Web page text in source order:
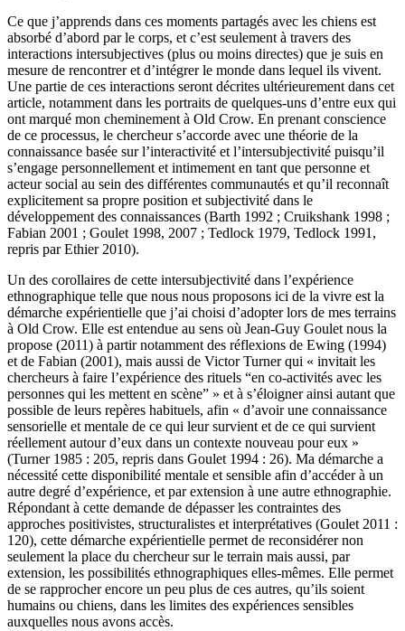
Ce que j’apprends dans ces moments partagés avec les chiens est
absorbé d’abord par le corps, et c’est seulement à travers des
interactions intersubjectives (plus ou moins directes) que je suis en
mesure de rencontrer et d’intégrer le monde dans lequel ils vivent.
Une partie de ces interactions seront décrites ultérieurement dans cet
article, notamment dans les portraits de quelques-uns d’entre eux qui
ont marqué mon cheminement à Old Crow. En prenant conscience
de ce processus, le chercheur s’accorde avec une théorie de la
connaissance basée sur l’interactivité et l’intersubjectivité puisqu’il
s’engage personnellement et intimement en tant que personne et
acteur social au sein des différentes communautés et qu’il reconnaît
explicitement sa propre position et subjectivité dans le
développement des connaissances (Barth 1992 ; Cruikshank 1998 ;
Fabian 2001 ; Goulet 1998, 2007 ; Tedlock 1979, Tedlock 1991,
repris par Ethier 2010).
Un des corollaires de cette intersubjectivité dans l’expérience
ethnographique telle que nous nous proposons ici de la vivre est la
démarche expérientielle que j’ai choisi d’adopter lors de mes terrains
à Old Crow. Elle est entendue au sens où Jean-Guy Goulet nous la
propose (2011) à partir notamment des réflexions de Ewing (1994)
et de Fabian (2001), mais aussi de Victor Turner qui « invitait les
chercheurs à faire l’expérience des rituels “en co-activités avec les
personnes qui les mettent en scène” » et à s’éloigner ainsi autant que
possible de leurs repères habituels, afin « d’avoir une connaissance
sensorielle et mentale de ce qui leur survient et de ce qui survient
réellement autour d’eux dans un contexte nouveau pour eux »
(Turner 1985 : 205, repris dans Goulet 1994 : 26). Ma démarche a
nécessité cette disponibilité mentale et sensible afin d’accéder à un
autre degré d’expérience, et par extension à une autre ethnographie.
Répondant à cette demande de dépasser les contraintes des
approches positivistes, structuralistes et interprétatives (Goulet 2011 :
120), cette démarche expérientielle permet de reconsidérer non
seulement la place du chercheur sur le terrain mais aussi, par
extension, les possibilités ethnographiques elles-mêmes. Elle permet
de se rapprocher encore un peu plus de ces autres, qu’ils soient
humains ou chiens, dans les limites des expériences sensibles
auxquelles nous avons accès.